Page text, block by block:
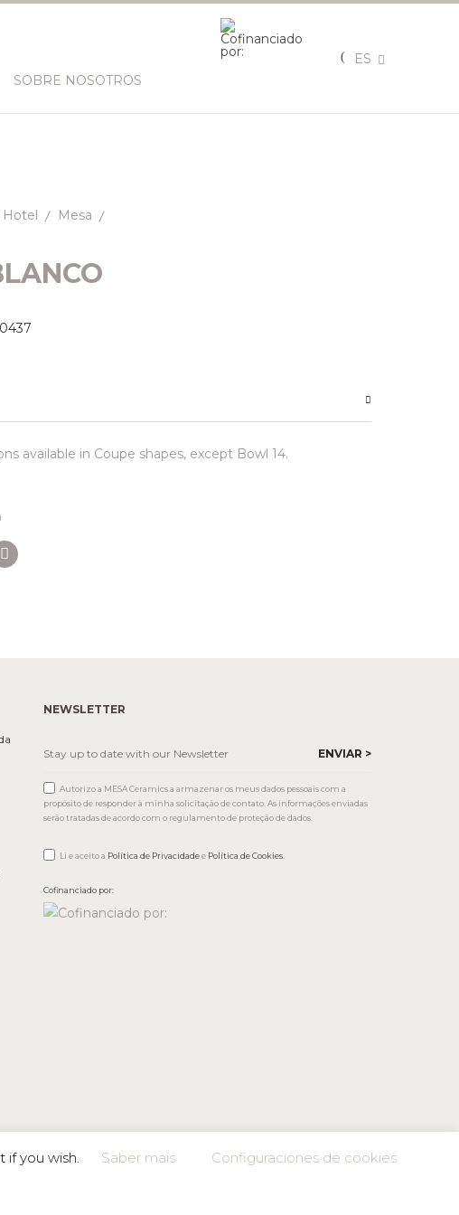
SOBRE NOSOTROS
ES
Hotel Mesa
available in Coupe shapes, except Bowl 14.
NEWSLETTER
Autorizo a MESA Ceramics a armazenar os meus dados pessoais com a
propósito de responder à minha solicitação de contato. As informações enviadas
serão tratadas de acordo com o regulamento de proteção de dados.
Li e aceito a Política de Privacidadee Política de Cookies.
Cofinanciado por:
if you wish. Saber mais Configuraciones de cookies